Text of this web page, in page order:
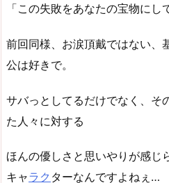
「この失敗をあなたの宝物にし
前回同様、お涙頂戴ではない、
公は好きで。
サバっとしてるだけでなく、そ
た人々に対する
ほんの優しさと思いやりが感じ
キャラク ターなんですよねぇ…